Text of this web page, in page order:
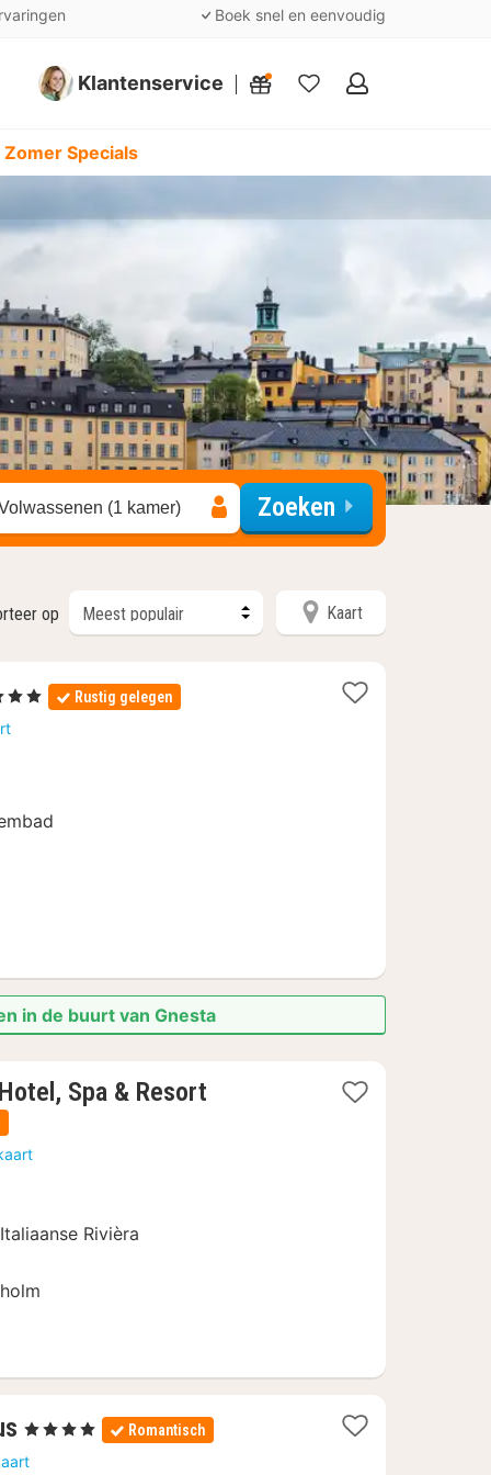
Boek snel en eenvoudig
Klantenservice
Mijn
Specials
(1 kamer) Zoeken
op Kaart
Rustig gelegen
in de buurt van Gnesta
Spa & Resort
Rivièra
1
nacht
, 4 Sterren Romantisch